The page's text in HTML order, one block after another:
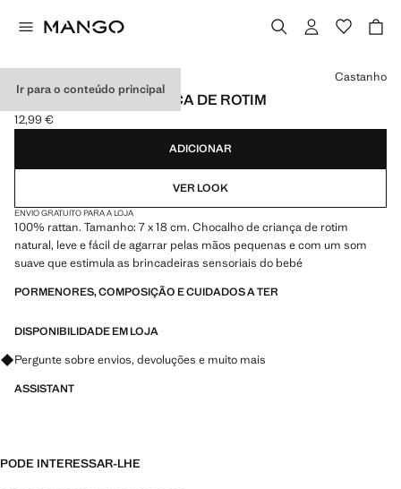
Ir para o conteúdo principal
CHOCALHO DE CRIANÇA DE ROTIM
Preço atual [12,99 € ]
12,99 €
Selecione uma cor
Castanho
ADICIONAR
VER LOOK
ENVIO GRATUITO PARA A LOJA
100% rattan. Tamanho: 7 x 18 cm. Chocalho de criança de rotim
natural, leve e fácil de agarrar pelas mãos pequenas e com um som
suave que estimula as brincadeiras sensoriais do bebé
PORMENORES, COMPOSIÇÃO E CUIDADOS A TER
DISPONIBILIDADE EM LOJA
Pergunte sobre envios, devoluções e muito mais
ASSISTANT
PODE INTERESSAR-LHE